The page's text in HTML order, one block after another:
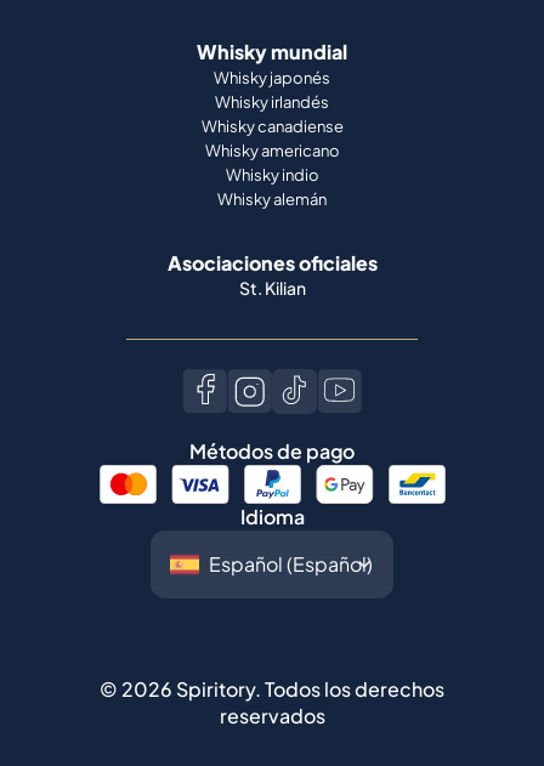
Whisky mundial
Whisky japonés
Whisky irlandés
Whisky canadiense
Whisky americano
Whisky indio
Whisky alemán
Asociaciones oficiales
St. Kilian
Métodos de pago
Idioma
© 2026 Spiritory.Todos los derechos
reservados